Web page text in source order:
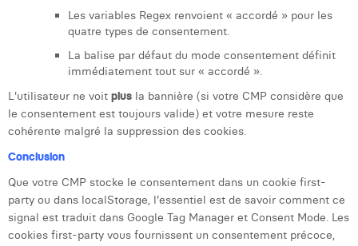
Les variables Regex renvoient « accordé » pour les
quatre types de consentement.
La balise par défaut du mode consentement définit
immédiatement tout sur « accordé ».
L'utilisateur ne voit plus la bannière (si votre CMP considère que
le consentement est toujours valide) et votre mesure reste
cohérente malgré la suppression des cookies.
Conclusion
Que votre CMP stocke le consentement dans un cookie first-
party ou dans localStorage, l'essentiel est de savoir comment ce
signal est traduit dans Google Tag Manager et Consent Mode. Les
cookies first-party vous fournissent un consentement précoce,